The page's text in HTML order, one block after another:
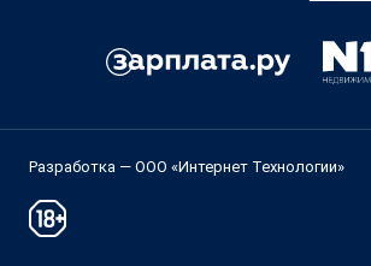
Разработка — ООО «Интернет Технологии»